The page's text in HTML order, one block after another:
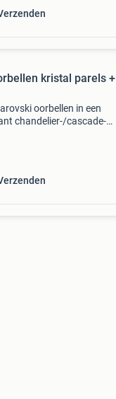
kristal parels +
oorbellen in een
chandelier-/cascade-